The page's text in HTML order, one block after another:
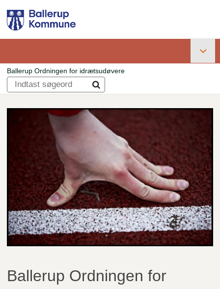
hovedindhold
Primær
navigation
Brødkrumme
Ballerup Ordningen for idrætsudøvere
Ballerup Ordningen for